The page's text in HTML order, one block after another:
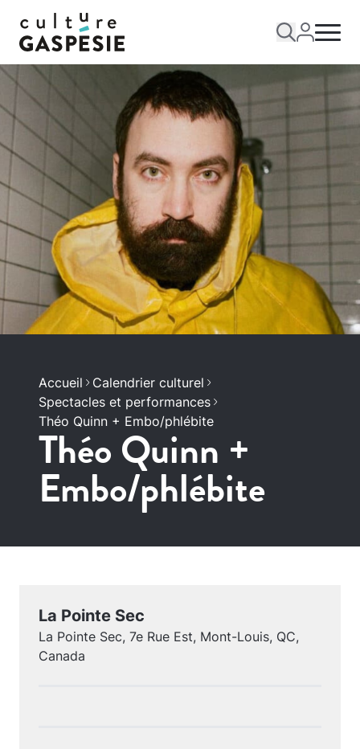
Accueil
Calendrier culturel
Spectacles et performances
Théo Quinn + Embo/phlébite
Théo Quinn +
Embo/phlébite
La Pointe Sec
La Pointe Sec, 7e Rue Est, Mont-Louis, QC,
Canada